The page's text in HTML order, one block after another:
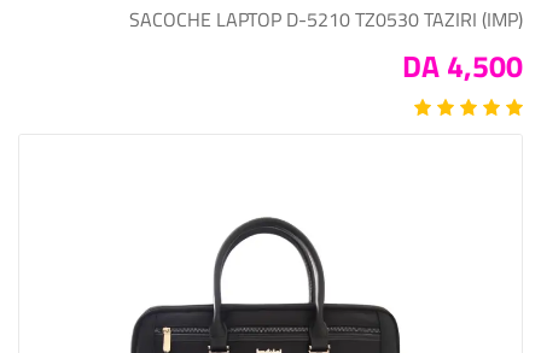
(IMP) SACOCHE LAPTOP D-5210 TZ0530 TAZIRI
4,500 DA